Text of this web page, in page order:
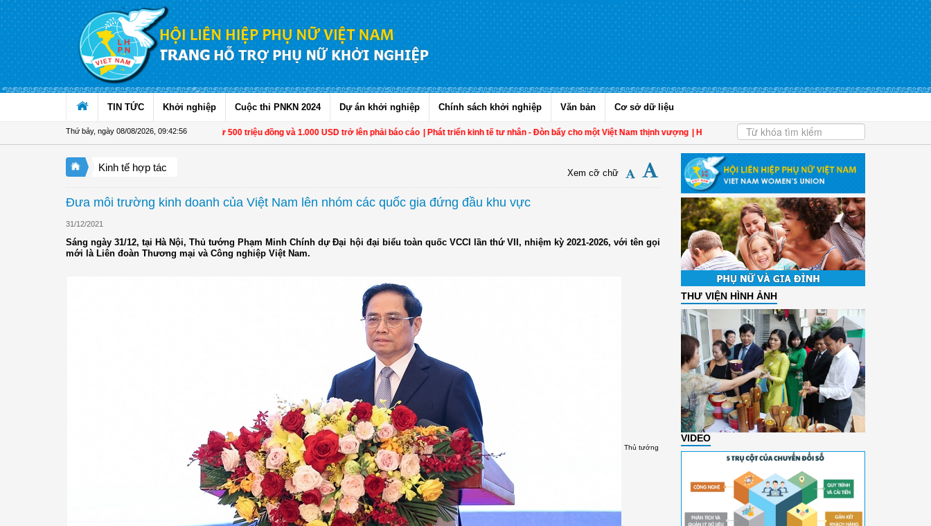
Truy cập nội dung luôn
TIN TỨC Khởi nghiệp Cuộc thi PNKN 2024 Dự án khởi nghiệp Chính sách khởi nghiệp Văn bản Cơ sở dữ liệu
Thứ bảy, ngày 08/08/2026 09:42:58
Từ 1/11, chuyển tiền từ 500 triệu đồng và 1.000 USD trở lên phải báo cáo | Phát triển kinh tế tư nhân - Đòn bẩy cho một Việt Nam thịnh vượng | Hội LHPN tỉnh Kiên Giang biểu dương phụ nữ tiêu biểu trong tham
Kinh tế hợp tác Xem cỡ chữ
Đưa môi trường kinh doanh của Việt Nam lên nhóm các quốc gia đứng đầu khu vực
31/12/2021
Sáng ngày 31/12, tại Hà Nội, Thủ tướng Phạm Minh Chính dự Đại hội đại biểu toàn quốc VCCI lần thứ VII, nhiệm kỳ 2021-2026, với tên gọi
mới là Liên đoàn Thương mại và Công nghiệp Việt Nam.
Thủ tướng
THƯ VIỆN HÌNH ẢNH
VIDEO